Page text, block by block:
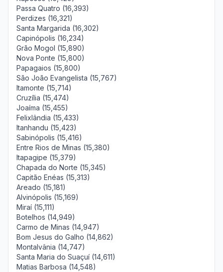
Passa Quatro (16,393)
Perdizes (16,321)
Santa Margarida (16,302)
Capinópolis (16,234)
Grão Mogol (15,890)
Nova Ponte (15,800)
Papagaios (15,800)
São João Evangelista (15,767)
Itamonte (15,714)
Cruzília (15,474)
Joaíma (15,455)
Felixlândia (15,433)
Itanhandu (15,423)
Sabinópolis (15,416)
Entre Rios de Minas (15,380)
Itapagipe (15,379)
Chapada do Norte (15,345)
Capitão Enéas (15,313)
Areado (15,181)
Alvinópolis (15,169)
Miraí (15,111)
Botelhos (14,949)
Carmo de Minas (14,947)
Bom Jesus do Galho (14,862)
Montalvânia (14,747)
Santa Maria do Suaçuí (14,611)
Matias Barbosa (14,548)